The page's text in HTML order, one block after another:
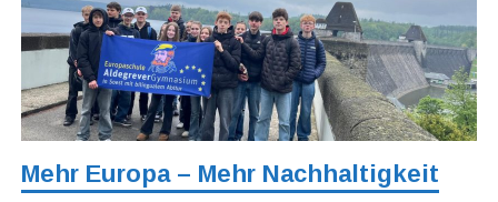
Mehr Europa – Mehr Nachhaltigkeit